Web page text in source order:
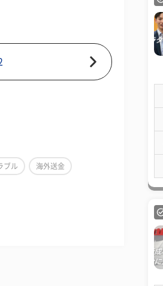
ブル 海外送金